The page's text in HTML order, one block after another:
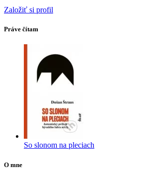
Založiť si profil
Práve čítam
So slonom na pleciach
O mne